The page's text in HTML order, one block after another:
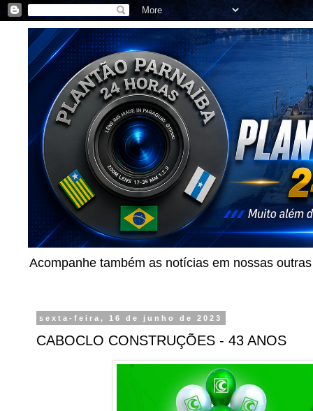
Acompanhe também as notícias em nossas
sexta-feira, 16 de junho de 2023
CABOCLO CONSTRUÇÕES - 43 ANOS